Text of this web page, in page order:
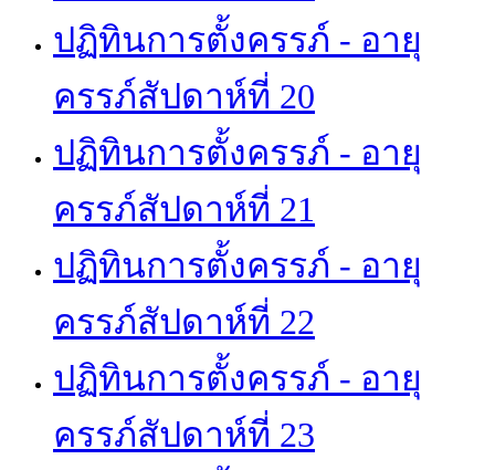
ปฏิทินการตั้งครรภ์ - อายุ
ครรภ์สัปดาห์ที่ 20
ปฏิทินการตั้งครรภ์ - อายุ
ครรภ์สัปดาห์ที่ 21
ปฏิทินการตั้งครรภ์ - อายุ
ครรภ์สัปดาห์ที่ 22
ปฏิทินการตั้งครรภ์ - อายุ
ครรภ์สัปดาห์ที่ 23